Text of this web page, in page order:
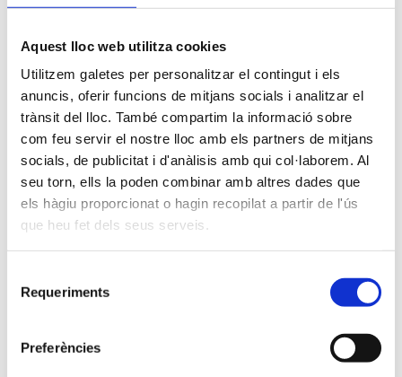
Aquest lloc web utilitza cookies
Utilitzem galetes per personalitzar el contingut i els
anuncis, oferir funcions de mitjans socials i analitzar el
trànsit del lloc. També compartim la informació sobre
com feu servir el nostre lloc amb els partners de mitjans
socials, de publicitat i d'anàlisis amb qui col·laborem. Al
seu torn, ells la poden combinar amb altres dades que
els hàgiu proporcionat o hagin recopilat a partir de l'ús
que heu fet dels seus serveis.
Requeriments
Preferències
Productes
Farina i gra
Làctics
Patates
Tots els productes
Pots comprar els nostres productes a la nostra